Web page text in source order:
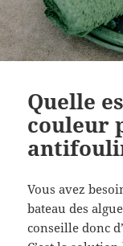
Quelle
couleur
Vous avez
bateau des
conseille donc